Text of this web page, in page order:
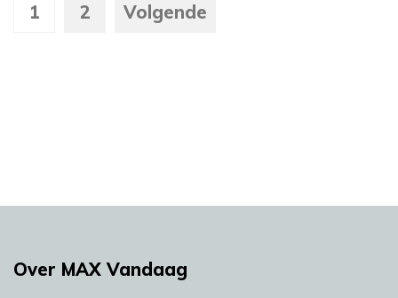
1 2 Volgende
Over MAX Vandaag